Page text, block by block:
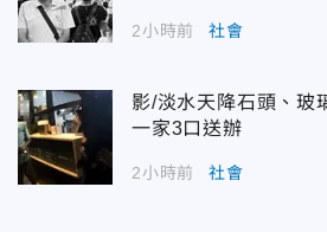
2小時前 社會
影/淡水天降石頭、
一家3口送辦
2小時前 社會